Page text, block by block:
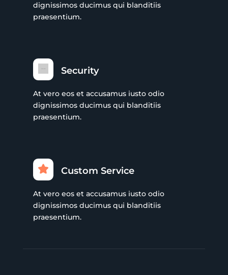
dignissimos ducimus qui blanditiis
praesentium.
Security
At vero eos et accusamus iusto odio
dignissimos ducimus qui blanditiis
praesentium.
Custom Service
At vero eos et accusamus iusto odio
dignissimos ducimus qui blanditiis
praesentium.